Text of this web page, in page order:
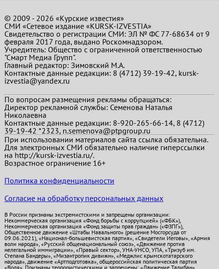
© 2009 - 2026 «Курские известия»
СМИ «Сетевое издание «KURSK-IZVESTIA»
Свидетельство о регистрации СМИ: ЭЛ № ФС 77-68634 от 9
февраля 2017 года, выдано Роскомнадзором.
Учредитель: Общество с ограниченной ответственностью
"Смарт Медиа Групп".
Главный редактор:Зимовский М.А.
Контактные данные редакции: 8 (4712) 39-19-42, kursk-
izvestia@yandex.ru
По вопросам размещения рекламы обращаться:
Директор рекламной службы: Семенова Наталья
Николаевна
Контактные данные редакции: 8-920-265-66-14, 8 (4712)
39-19-42 *2323, n.semenova@ptpgroup.ru
При использовании материалов сайта ссылка обязательна.
Для электронных СМИ обязательно наличие гиперссылки
на http://kursk-izvestia.ru/.
Возрастное ограничение 16+
Политика конфиденциальности
Согласие на обработку персональных данных
В России признаны экстремистскими и запрещены организации:
Некоммерческая организация «Фонд борьбы с коррупцией» («ФБК»),
Некоммерческая организация «Фонд защиты прав граждан» («ФЗПГ»),
Общественное движение «Штабы Навального» (решение Мосгорсуда от
09.06.2021), «Национал-большевистская партия», «Свидетели Иеговы», «Армия
воли народа», «Русский общенациональный союз», «Движение против
нелегальной иммиграции», «Правый сектор», УНА-УНСО, УПА, «Тризуб им.
Степана Бандеры», «Мизантропик дивижн», «Меджлис крымскотатарского
народа», движение «Артподготовка», общероссийская политическая партия
«Воля». Признаны террористическими и запрещены: «Движение Талибан»,